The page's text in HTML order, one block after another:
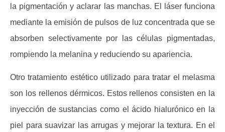
la pigmentación y aclarar las manchas. El láser funciona
mediante la emisión de pulsos de luz concentrada que se
absorben selectivamente por las células pigmentadas,
rompiendo la melanina y reduciendo su apariencia.
Otro tratamiento estético utilizado para tratar el melasma
son los rellenos dérmicos. Estos rellenos consisten en la
inyección de sustancias como el ácido hialurónico en la
piel para suavizar las arrugas y mejorar la textura. En el